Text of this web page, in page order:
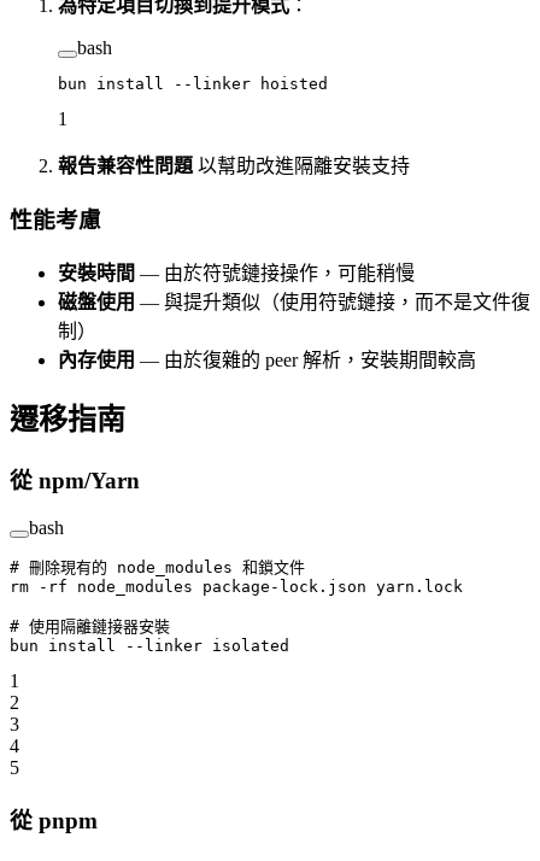
為特定項目切換到提升模式 ：
bash
bun install --linker hoisted
1
報告兼容性問題 以幫助改進隔離安裝支持
性能考慮
安裝時間 — 由於符號鏈接操作，可能稍慢
磁盤使用 — 與提升類似（使用符號鏈接，而不是文件復
制）
內存使用 — 由於復雜的 peer 解析，安裝期間較高
遷移指南
從 npm/Yarn
bash
# 刪除現有的 node_modules 和鎖文件
rm -rf node_modules package-lock.json yarn.lock
# 使用隔離鏈接器安裝
bun install --linker isolated
1
2
3
4
5
從 pnpm